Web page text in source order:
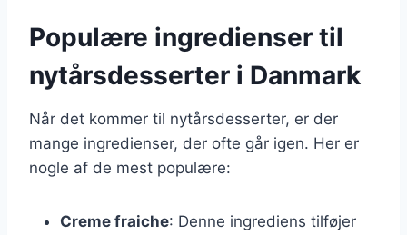
Populære ingredienser til
nytårsdesserter i Danmark
Når det kommer til nytårsdesserter, er der
mange ingredienser, der ofte går igen. Her er
nogle af de mest populære:
Creme fraiche: Denne ingrediens tilføjer